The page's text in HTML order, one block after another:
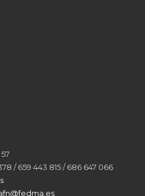
/ 659 443 815 / 686 647 066